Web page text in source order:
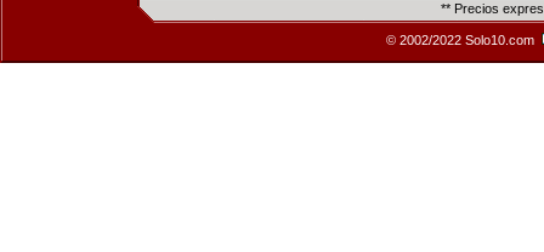
** Precios
© 2002/2022 Solo10.com